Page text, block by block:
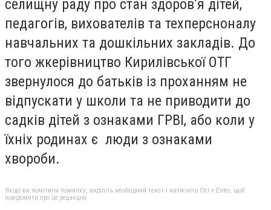
селищну раду про стан здоров’я дітей,
педагогів, вихователів та техперсноналу
навчальних та дошкільних закладів. До
того жкерівництво Кирилівської ОТГ
звернулося до батьків із проханням не
відпускати у школи та не приводити до
садків дітей з ознаками ГРВІ, або коли у
їхніх родинах є люди з ознаками
хвороби.
Якщо ви помітили помилку, виділіть необхідний текст і натисніть Ctrl + Enter, щоб
повідомити про це редакцію